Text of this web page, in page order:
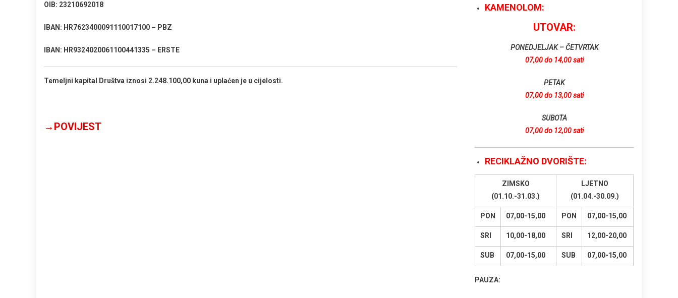
OIB: 23210692018
IBAN: HR7623400091110017100 – PBZ
IBAN: HR9324020061100441335 – ERSTE
Temeljni kapital Društva iznosi 2.248.100,00 kuna i uplaćen je u cijelosti.
→POVIJEST
KAMENOLOM:
UTOVAR:
PONEDJELJAK – ČETVRTAK
07,00 do 14,00 sati
PETAK
07,00 do 13,00 sati
SUBOTA
07,00 do 12,00 sati
RECIKLAŽNO DVORIŠTE:
ZIMSKO
(01.10.-31.03.)
LJETNO
(01.04.-30.09.)
PON 07,00-15,00 PON 07,00-15,00
SRI 10,00-18,00 SRI 12,00-20,00
SUB 07,00-15,00 SUB 07,00-15,00
PAUZA: